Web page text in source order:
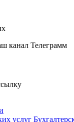
канал Телеграмм
услуг